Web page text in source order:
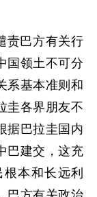
责巴方有关行
国领土不可分
系基本准则和
圭各界朋友不
据巴拉圭国内
巴建交，这充
本和长远利